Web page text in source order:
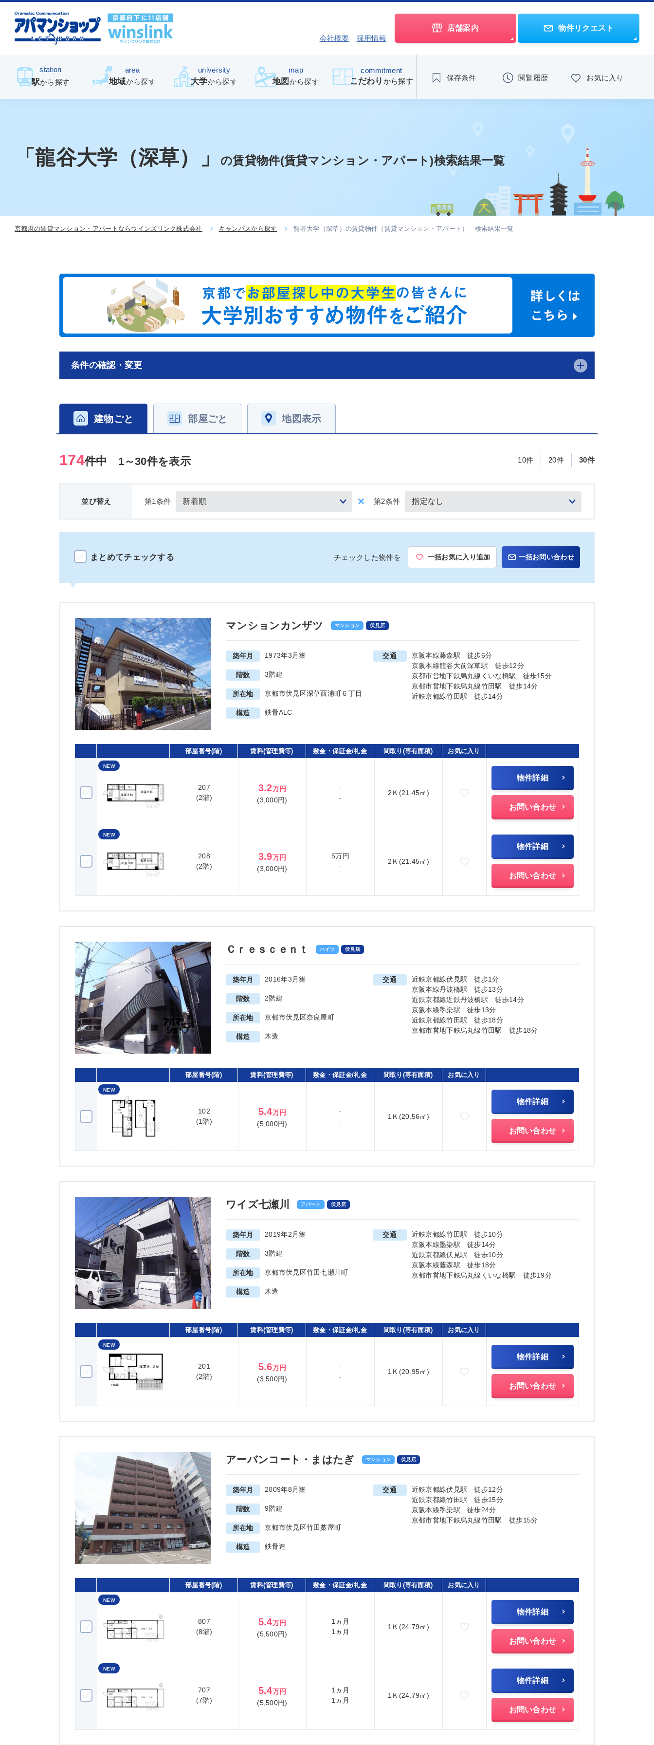
会社概要 採用情報
店舗案内 物件リクエスト
station
駅から探す
area
地域から探す
university
大学から探す
map
地図 から探す
commitment
こだわり から探す 保存条件 閲覧履歴 お気に入り
「龍谷大学（深草）」 の賃貸物件(賃貸マンション・アパート)検索結果一覧
京都府の賃貸マンション・アパートならウインズリンク株式会社 キャンパスから探す 龍谷大学（深草）の賃貸物件（賃貸マンション・アパート） 検索結果一覧
条件の確認・変更
建物ごと 部屋ごと 地図表示
並び替え 第1条件 第2条件
174件中 1～30件を表示 10件 20件 30件
まとめてチェックする チェックした物件を 一括お気に入り追加 一括お問い合わせ
マンション 伏見店
マンションカンザツ
築年月 1973年3月築
階数 3階建
所在地 京都市伏見区深草西浦町６丁目
構造 鉄骨ALC
交通
京阪本線藤森駅 徒歩6分
京阪本線龍谷大前深草駅 徒歩12分
京都市営地下鉄烏丸線くいな橋駅 徒歩15分
京都市営地下鉄烏丸線竹田駅 徒歩14分
近鉄京都線竹田駅 徒歩14分
部屋番号(階) 賃料(管理費等) 敷金・保証金/礼金 間取り(専有面積) お気に入り
207(2階)
NEW
207
(2階)
3.2万円
(3,000円)
-
-
2Ｋ(21.45㎡) お気に入りに追加
物件詳細
お問い合わせ
208(2階)
NEW
208
(2階)
3.9万円
(3,000円)
5万円
-
2Ｋ(21.45㎡) お気に入りに追加
物件詳細
お問い合わせ
ハイツ 伏見店
Ｃｒｅｓｃｅｎｔ
築年月 2016年3月築
階数 2階建
所在地 京都市伏見区奈良屋町
構造 木造
交通
近鉄京都線伏見駅 徒歩1分
京阪本線丹波橋駅 徒歩13分
近鉄京都線近鉄丹波橋駅 徒歩14分
京阪本線墨染駅 徒歩13分
近鉄京都線竹田駅 徒歩18分
京都市営地下鉄烏丸線竹田駅 徒歩18分
部屋番号(階) 賃料(管理費等) 敷金・保証金/礼金 間取り(専有面積) お気に入り
102(1階)
NEW
102
(1階)
5.4万円
(5,000円)
-
-
1Ｋ(20.56㎡) お気に入りに追加
物件詳細
お問い合わせ
アパート 伏見店
ワイズ七瀬川
築年月 2019年2月築
階数 3階建
所在地 京都市伏見区竹田七瀬川町
構造 木造
交通
近鉄京都線竹田駅 徒歩10分
京阪本線墨染駅 徒歩14分
近鉄京都線伏見駅 徒歩10分
京阪本線藤森駅 徒歩18分
京都市営地下鉄烏丸線くいな橋駅 徒歩19分
部屋番号(階) 賃料(管理費等) 敷金・保証金/礼金 間取り(専有面積) お気に入り
201(2階)
NEW
201
(2階)
5.6万円
(3,500円)
-
-
1Ｋ(20.95㎡) お気に入りに追加
物件詳細
お問い合わせ
マンション 伏見店
アーバンコート・まはたぎ
築年月 2009年8月築
階数 9階建
所在地 京都市伏見区竹田藁屋町
構造 鉄骨造
交通
近鉄京都線伏見駅 徒歩12分
近鉄京都線竹田駅 徒歩15分
京阪本線墨染駅 徒歩24分
京都市営地下鉄烏丸線竹田駅 徒歩15分
部屋番号(階) 賃料(管理費等) 敷金・保証金/礼金 間取り(専有面積) お気に入り
807(8階)
NEW
807
(8階)
5.4万円
(5,500円)
1ヵ月
1ヵ月
1Ｋ(24.79㎡) お気に入りに追加
物件詳細
お問い合わせ
707(7階)
NEW
707
(7階)
5.4万円
(5,500円)
1ヵ月
1ヵ月
1Ｋ(24.79㎡) お気に入りに追加
物件詳細
お問い合わせ